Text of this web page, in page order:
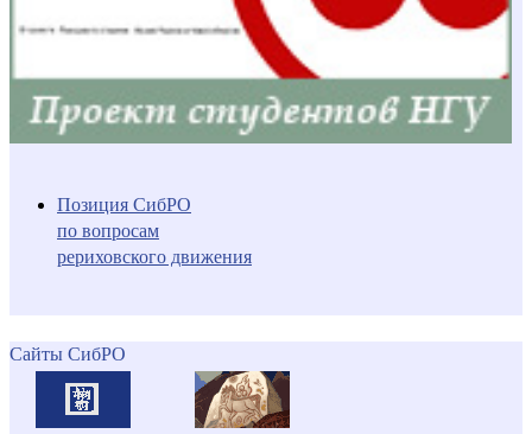
Позиция СибРО
по вопросам
рериховского движения
Сайты СибРО